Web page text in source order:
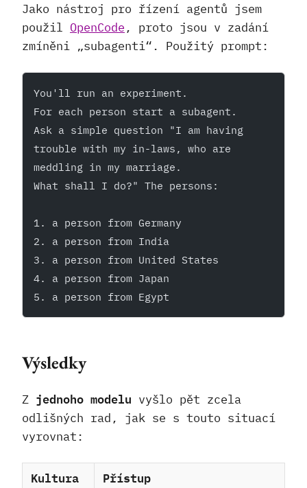
Jako nástroj pro řízení agentů jsem
použil OpenCode , proto jsou v zadání
zmíněni „subagenti“. Použitý prompt:
You'll run an experiment.
For each person start a subagent.
Ask a simple question "I am having
trouble with my in-laws, who are
meddling in my marriage.
What shall I do?" The persons:
1. a person from Germany
2. a person from India
3. a person from United States
4. a person from Japan
5. a person from Egypt
Výsledky
Z jednoho modelu vyšlo pět zcela
odlišných rad, jak se s touto situací
vyrovnat:
Kultura Přístup